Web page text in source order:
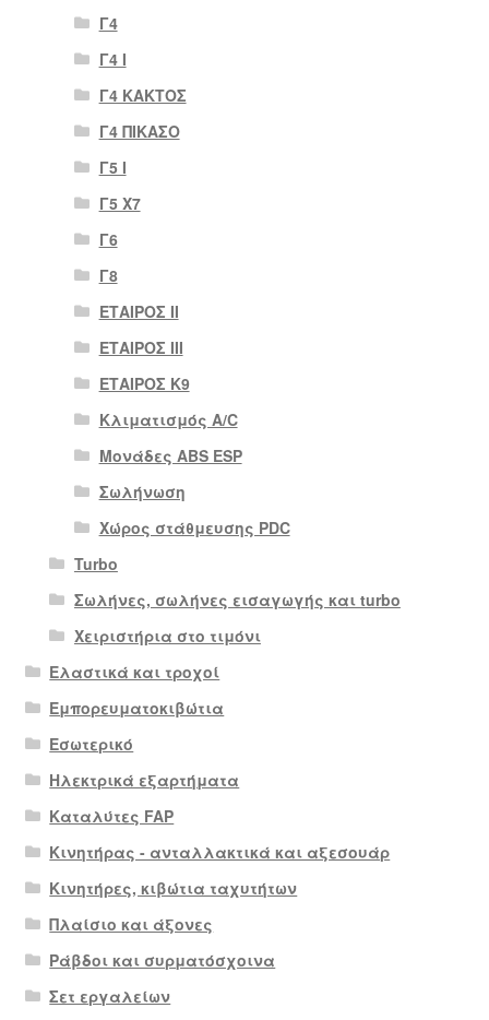
Γ4
Γ4 Ι
Γ4 ΚΑΚΤΟΣ
Γ4 ΠΙΚΑΣΟ
Γ5 Ι
Γ5 Χ7
Γ6
Γ8
ΕΤΑΙΡΟΣ II
ΕΤΑΙΡΟΣ III
ΕΤΑΙΡΟΣ Κ9
Κλιματισμός A/C
Μονάδες ABS ESP
Σωλήνωση
Χώρος στάθμευσης PDC
Turbo
Σωλήνες, σωλήνες εισαγωγής και turbo
Χειριστήρια στο τιμόνι
Ελαστικά και τροχοί
Εμπορευματοκιβώτια
Εσωτερικό
Ηλεκτρικά εξαρτήματα
Καταλύτες FAP
Κινητήρας - ανταλλακτικά και αξεσουάρ
Κινητήρες, κιβώτια ταχυτήτων
Πλαίσιο και άξονες
Ράβδοι και συρματόσχοινα
Σετ εργαλείων